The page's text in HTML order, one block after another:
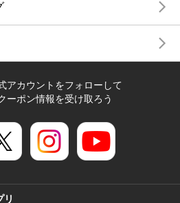
アカウントをフォローして
ーポン情報を受け取ろう
リ